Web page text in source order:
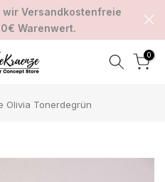
Versandkostenfreie
Warenwert.
0
Olivia Tonerdegrün